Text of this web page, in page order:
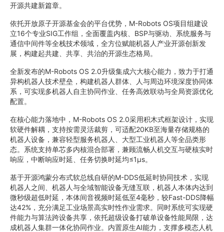
开源共建新篇章。
依托开放原子开源基金会的平台优势，M-Robots OS项目组建设
立16个专业SIG工作组，全面覆盖内核、BSP与驱动、系统服务与
通信中间件等全栈技术领域，全方位赋能机器人产业开源创新发
展，构建起共建、共享、共治的开源生态格局。
全新发布的M-Robots OS 2.0升级集成六大核心能力，致力于打通
异构机器人技术壁垒，构建机器人群体、人与周边环境深度协同体
系，可实现多机器人自主协同作业、任务高效联动与全局资源优化
配置。
在核心能力落地中，M-Robots OS 2.0采用积木式框架设计，实现
软硬件解耦，支持按需灵活裁剪，可适配20KB至海量存储规格的
机器人设备，兼容轻型服务机器人、大型工业机器人等全品类形
态。系统支持单芯多内核混合部署，兼顾流畅人机交互与硬核实时
响应，中断响应时延、任务切换时延均≤1μs。
基于开源鸿蒙分布式软总线自研的M-DDS低延时协同技术，实现
机器人之间、机器人与全域智能设备无缝互联，机器人本体内达到
微秒级超低时延，本体间音视频时延低至4毫秒，较Fast-DDS降幅
达42%，充分满足工业场景高实时性作业需求。同时系统可实现硬
件能力与算法跨设备共享，依托超级设备打破单设备性能局限，达
成机器人集群一体化协同作业。内置原生AI能力，支撑多模态人机